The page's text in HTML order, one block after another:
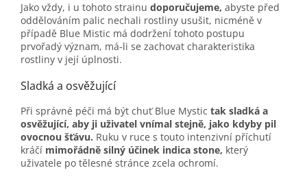
Jako vždy, i u tohoto strainu doporučujeme, abyste před
oddělováním palic nechali rostliny usušit, nicméně v
případě Blue Mistic má dodržení tohoto postupu
prvořadý význam, má-li se zachovat charakteristika
rostliny v její úplnosti.
Sladká a osvěžující
Při správné péči má být chuť Blue Mystic tak sladká a
osvěžující, aby ji uživatel vnímal stejně, jako kdyby pil
ovocnou šťávu. Ruku v ruce s touto intenzivní příchutí
kráčí mimořádně silný účinek indica stone, který
uživatele po tělesné stránce zcela ochromí.